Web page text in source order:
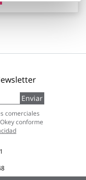
Enviar
comerciales
conforme